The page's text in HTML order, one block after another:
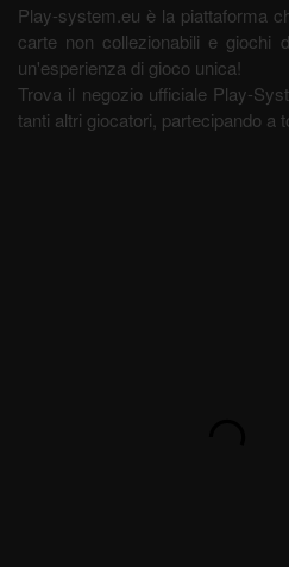
Play-system.eu è la piattaforma
carte non collezionabili e giochi
un'esperienza di gioco unica!
Trova il negozio ufficiale Play-
tanti altri giocatori, partecipando a